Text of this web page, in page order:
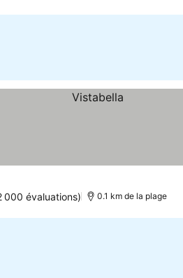
000 évaluations) 0.1 km de la plage